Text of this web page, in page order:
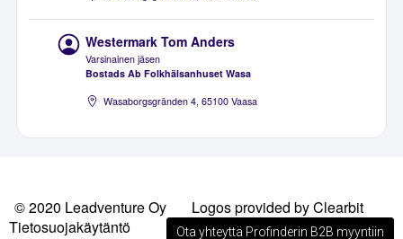
Westermark Tom Anders
Varsinainen jäsen
Bostads Ab Folkhälsanhuset Wasa
Wasaborgsgränden 4, 65100 Vaasa
© 2020 Leadventure Oy
Logos provided by Clearbit
Tietosuojakäytäntö
Ota yhteyttä Profinderin B2B myyntiin